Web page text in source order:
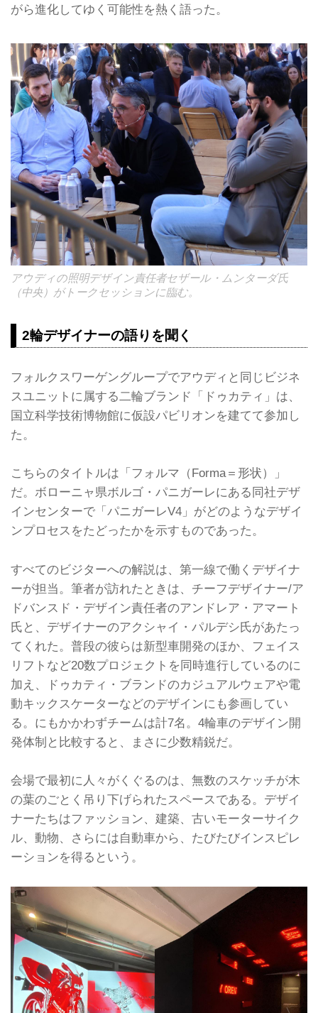
がら進化してゆく可能性を熱く語った。
アウディの照明デザイン責任者セザール・ムンターダ氏
（中央）がトークセッションに臨む。
2輪デザイナーの語りを聞く
フォルクスワーゲングループでアウディと同じビジネ
スユニットに属する二輪ブランド「ドゥカティ」は、
国立科学技術博物館に仮設パビリオンを建てて参加し
た。
こちらのタイトルは「フォルマ（Forma＝形状）」
だ。ボローニャ県ボルゴ・パニガーレにある同社デザ
インセンターで「パニガーレV4」がどのようなデザイ
ンプロセスをたどったかを示すものであった。
すべてのビジターへの解説は、第一線で働くデザイナ
ーが担当。筆者が訪れたときは、チーフデザイナー/ア
ドバンスド・デザイン責任者のアンドレア・アマート
氏と、デザイナーのアクシャイ・パルデシ氏があたっ
てくれた。普段の彼らは新型車開発のほか、フェイス
リフトなど20数プロジェクトを同時進行しているのに
加え、ドゥカティ・ブランドのカジュアルウェアや電
動キックスケーターなどのデザインにも参画してい
る。にもかかわずチームは計7名。4輪車のデザイン開
発体制と比較すると、まさに少数精鋭だ。
会場で最初に人々がくぐるのは、無数のスケッチが木
の葉のごとく吊り下げられたスペースである。デザイ
ナーたちはファッション、建築、古いモーターサイク
ル、動物、さらには自動車から、たびたびインスピレ
ーションを得るという。